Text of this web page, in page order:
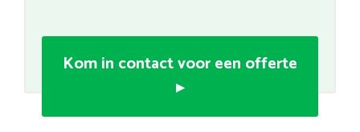
Kom in contact voor een offerte
▸